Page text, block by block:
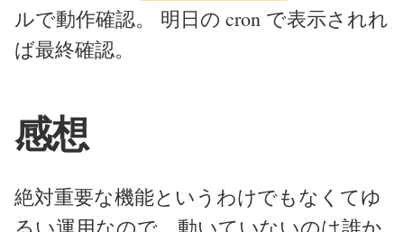
ルで動作確認。 明日の cron で表示されれ
ば最終確認。
感想
絶対重要な機能というわけでもなくてゆ